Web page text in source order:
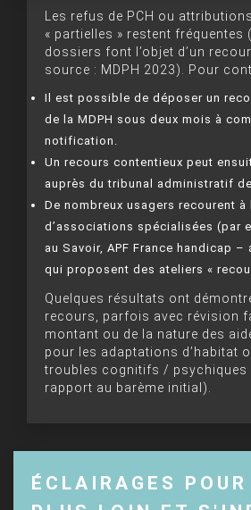
Les refus de PCH ou
« partielles » restent fréquentes
dossiers font l’objet d’un
source : MDPH 2023). Pour
Il est possible de déposer un
de la MDPH sous deux mois à
notification.
Un recours contentieux peut
auprès du tribunal administratif de
De nombreux usagers recourent à
d’associations spécialisées (par
au Savoir, APF France handicap –
qui proposent des ateliers «
Quelques résultats ont
recours, parfois avec révision
montant ou de la nature des
pour les adaptations d’habitat
troubles cognitifs / psychiques
rapport au barème initial).
ÉCLAIRAGES